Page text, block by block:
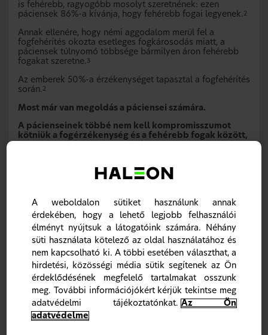
is fehérebb, ragyogóbb mosolyt szeretnének: ezen
páciensek 86%-a kívánja, hogy fehérebb fogai legyenek. 2
Annak ellenére, hogy némi aggodalom merül fel a
fogfehérítés okozta esetleges fogkárosodás miatt, a
páciensek túlnyomó többsége bármilyen áron fehérebb
fogakat szeretne. 3
Az emberek 50%-a érzékenységet tapasztal a fogfehérítés
során. 2
Most már van megoldás a páciensei számára.
A pácienseinek többé nem kell kompromisszumot
kötniük a fogérzékenység és a fehérebb fogak között,
*általános, nem fogfehérítésre fejlesztett fogkrémmel történő
A weboldalon sütiket használunk annak
érdekében, hogy a lehető legjobb felhasználói
élményt nyújtsuk a látogatóink számára. Néhány
süti használata kötelező az oldal használatához és
nem kapcsolható ki. A többi esetében választhat, a
hirdetési, közösségi média sütik segítenek az Ön
érdeklődésének megfelelő tartalmakat osszunk
meg. További információjókért kérjük tekintse meg
adatvédelmi tájékoztatónkat. Az Ön
adatvédelme